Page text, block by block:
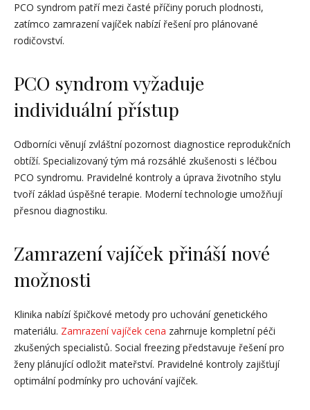
PCO syndrom patří mezi časté příčiny poruch plodnosti,
zatímco zamrazení vajíček nabízí řešení pro plánované
rodičovství.
PCO syndrom vyžaduje
individuální přístup
Odborníci věnují zvláštní pozornost diagnostice reprodukčních
obtíží. Specializovaný tým má rozsáhlé zkušenosti s léčbou
PCO syndromu. Pravidelné kontroly a úprava životního stylu
tvoří základ úspěšné terapie. Moderní technologie umožňují
přesnou diagnostiku.
Zamrazení vajíček přináší nové
možnosti
Klinika nabízí špičkové metody pro uchování genetického
materiálu. Zamrazení vajíček cena zahrnuje kompletní péči
zkušených specialistů. Social freezing představuje řešení pro
ženy plánující odložit mateřství. Pravidelné kontroly zajišťují
optimální podmínky pro uchování vajíček.